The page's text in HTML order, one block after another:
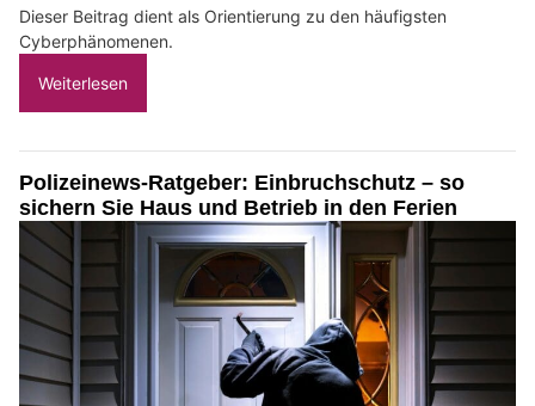
Dieser Beitrag dient als Orientierung zu den häufigsten
Cyberphänomenen.
Weiterlesen
Polizeinews-Ratgeber: Einbruchschutz – so
sichern Sie Haus und Betrieb in den Ferien